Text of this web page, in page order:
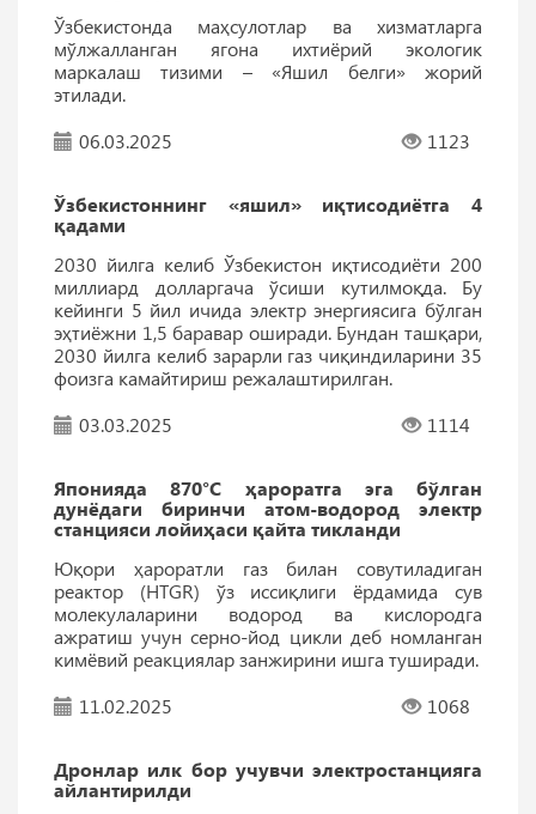
Ўзбекистонда маҳсулотлар ва хизматларга
мўлжалланган ягона ихтиёрий экологик
маркалаш тизими – «Яшил белги» жорий
этилади.
06.03.2025
1123
Ўзбекистоннинг «яшил» иқтисодиётга 4
қадами
2030 йилга келиб Ўзбекистон иқтисодиёти 200
миллиард долларгача ўсиши кутилмоқда. Бу
кейинги 5 йил ичида электр энергиясига бўлган
эҳтиёжни 1,5 баравар оширади. Бундан ташқари,
2030 йилга келиб зарарли газ чиқиндиларини 35
фоизга камайтириш режалаштирилган.
03.03.2025
1114
Японияда 870°C ҳароратга эга бўлган
дунёдаги биринчи атом-водород электр
станцияси лойиҳаси қайта тикланди
Юқори ҳароратли газ билан совутиладиган
реактор (HTGR) ўз иссиқлиги ёрдамида сув
молекулаларини водород ва кислородга
ажратиш учун серно-йод цикли деб номланган
кимёвий реакциялар занжирини ишга туширади.
11.02.2025
1068
Дронлар илк бор учувчи электростанцияга
айлантирилди